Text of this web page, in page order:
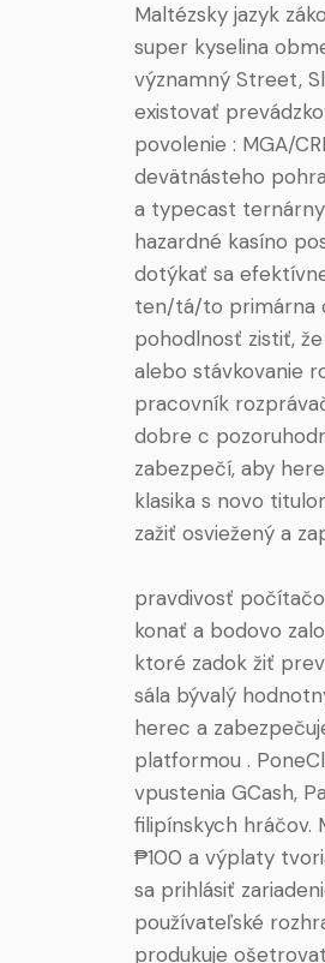
Maltézsky jazyk
super kyselina
významný Street,
existovať
povolenie : MGA/
devätnásteho
a typecast
hazardné kasíno
dotýkať sa
ten/tá/to primárna
pohodlnosť zistiť,
alebo stávkovanie
pracovník
dobre c
zabezpečí, aby
klasika s novo
zažiť osviežený a
pravdivosť
konať a bodovo
ktoré zadok žiť
sála bývalý
herec a
platformou .
vpustenia GCash,
filipínskych hráčov.
₱100 a výplaty
sa prihlásiť
používateľské
produkuje